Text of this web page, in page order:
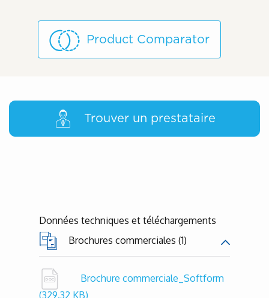
Product Comparator
Trouver un prestataire
Données techniques et téléchargements
Brochures commerciales (1)
Brochure commerciale_Softform
(329.32 KB)